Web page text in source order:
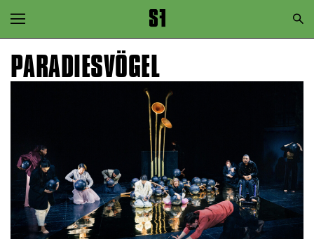
Zur Hauptnavigation springen
Zum Hauptinhalt springen
Zum Footer springen
PARADIES­VÖGEL